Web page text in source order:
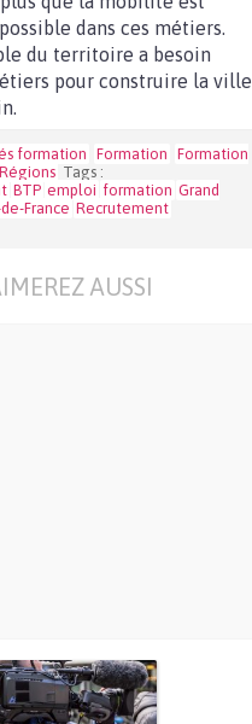
dans ces métiers.
du territoire a besoin
pour construire la ville
formation Formation Formation
Régions Tags :
BTP emploi formation Grand
France Recrutement
AUSSI